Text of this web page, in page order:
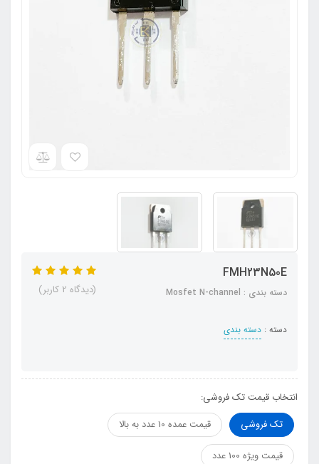
FMH23N50E
دسته بندی : Mosfet N-channel
دسته : دسته بندی
(دیدگاه 2 کاربر)
انتخاب قیمت تک فروشی:
تک فروشی
قیمت عمده 10 عدد به بالا
قیمت ویژه 100 عدد